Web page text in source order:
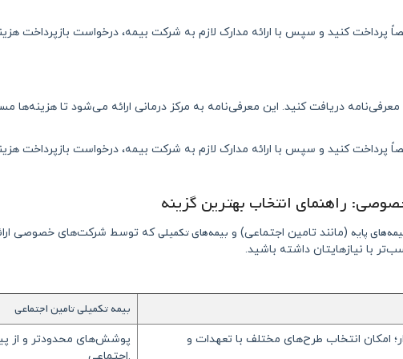
پرداخت کنید و سپس با ارائه مدارک لازم به شرکت بیمه، درخواست بازپرداخت
دریافت کنید. این معرفی‌نامه به مرکز درمانی ارائه می‌شود تا هزینه‌ها
پرداخت کنید و سپس با ارائه مدارک لازم به شرکت بیمه، درخواست بازپرداخت
راهنمای انتخاب بهترین گزینه
پایه (مانند تامین اجتماعی) و بیمه‌های تکمیلیکه توسط شرکت‌های خصوصی
با نیازهایتان داشته باشید.
بیمه تکمیلی تامین اجتماعی
پوشش‌های محدودتر و از
امکان انتخاب طرح‌های مختلف با تعهدات و